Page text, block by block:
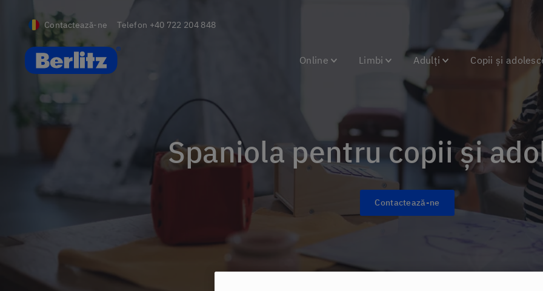
Contactează-ne Telefon +40 722 204 848
Romania
Online Limbi Adulți Copii și
Spaniola pentru copii și
Contactează-ne